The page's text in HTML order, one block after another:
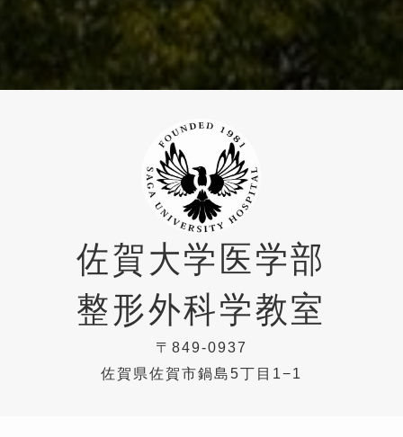
佐賀大学医学部
整形外科学教室
〒849-0937
佐賀県佐賀市鍋島5丁目1−1